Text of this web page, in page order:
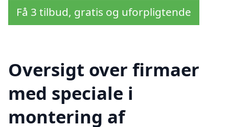
Få 3 tilbud, gratis og uforpligtende
Oversigt over firmaer
med speciale i
montering af